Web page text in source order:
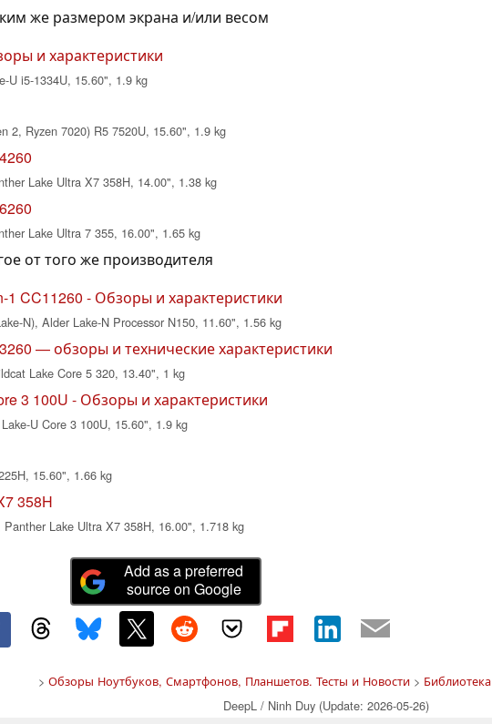
же размером экрана и/или весом
и характеристики
U i5-1334U, 15.60", 1.9 kg
2, Ryzen 7020) R5 7520U, 15.60", 1.9 kg
Lake Ultra X7 358H, 14.00", 1.38 kg
Lake Ultra 7 355, 16.00", 1.65 kg
от того же производителя
1 CC11260 - Обзоры и характеристики
N), Alder Lake-N Processor N150, 11.60", 1.56 kg
— обзоры и технические характеристики
Lake Core 5 320, 13.40", 1 kg
3 100U - Обзоры и характеристики
U Core 3 100U, 15.60", 1.9 kg
15.60", 1.66 kg
358H
Lake Ultra X7 358H, 16.00", 1.718 kg
Add as a preferred
source on Google
> Обзоры Ноутбуков, Смартфонов, Планшетов. Тесты и Новости > Библиотека
DeepL / Ninh Duy (Update: 2026-05-26)